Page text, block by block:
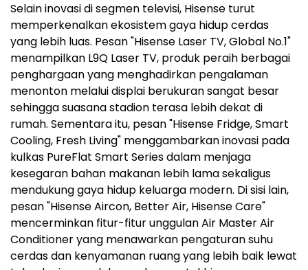
Selain inovasi di segmen televisi, Hisense turut
memperkenalkan ekosistem gaya hidup cerdas
yang lebih luas. Pesan "Hisense Laser TV, Global No.1"
menampilkan L9Q Laser TV, produk peraih berbagai
penghargaan yang menghadirkan pengalaman
menonton melalui displai berukuran sangat besar
sehingga suasana stadion terasa lebih dekat di
rumah. Sementara itu, pesan "Hisense Fridge, Smart
Cooling, Fresh Living" menggambarkan inovasi pada
kulkas PureFlat Smart Series dalam menjaga
kesegaran bahan makanan lebih lama sekaligus
mendukung gaya hidup keluarga modern. Di sisi lain,
pesan "Hisense Aircon, Better Air, Hisense Care"
mencerminkan fitur-fitur unggulan Air Master Air
Conditioner yang menawarkan pengaturan suhu
cerdas dan kenyamanan ruang yang lebih baik lewat